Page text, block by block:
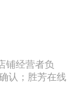
铺经营者负
认；胜芳在线